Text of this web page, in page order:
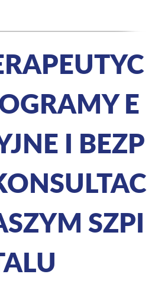
E
I BEZP
SZPI